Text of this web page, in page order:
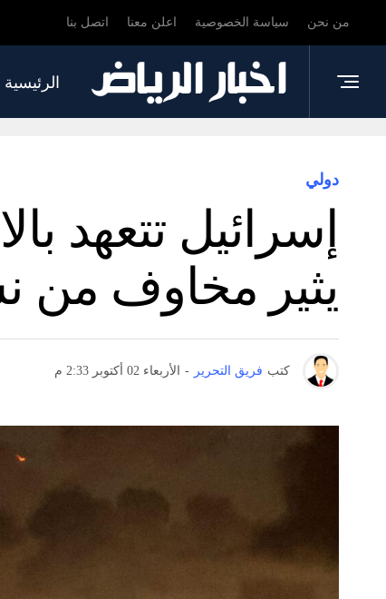
من نحن سياسة الخصوصية اعلن معنا اتصل بنا
الرئيسية
دولي
إسرائيل تتعهد
يثير مخاوف من
كتب فريق التحرير - الأربعاء 02 أكتوبر 2:33 م